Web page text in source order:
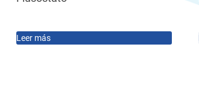
Leer más